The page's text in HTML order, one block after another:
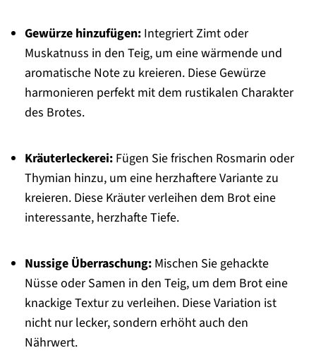
Gewürze hinzufügen:Integriert Zimt oder
Muskatnuss in den Teig, um eine wärmende und
aromatische Note zu kreieren. Diese Gewürze
harmonieren perfekt mit dem rustikalen Charakter
des Brotes.
Kräuterleckerei:Fügen Sie frischen Rosmarin oder
Thymian hinzu, um eine herzhaftere Variante zu
kreieren. Diese Kräuter verleihen dem Brot eine
interessante, herzhafte Tiefe.
Nussige Überraschung:Mischen Sie gehackte
Nüsse oder Samen in den Teig, um dem Brot eine
knackige Textur zu verleihen. Diese Variation ist
nicht nur lecker, sondern erhöht auch den
Nährwert.